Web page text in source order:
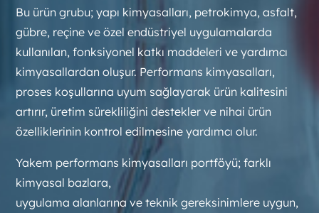
Bu ürün grubu; yapı kimyasalları, petrokimya, asfalt,
gübre, reçine ve özel endüstriyel uygulamalarda
kullanılan, fonksiyonel katkı maddeleri ve yardımcı
kimyasallardan oluşur. Performans kimyasalları,
proses koşullarına uyum sağlayarak ürün kalitesini
artırır, üretim sürekliliğini destekler ve nihai ürün
özelliklerinin kontrol edilmesine yardımcı olur.
Yakem performans kimyasalları portföyü; farklı
kimyasal bazlara,
uygulama alanlarına ve teknik gereksinimlere uygun,